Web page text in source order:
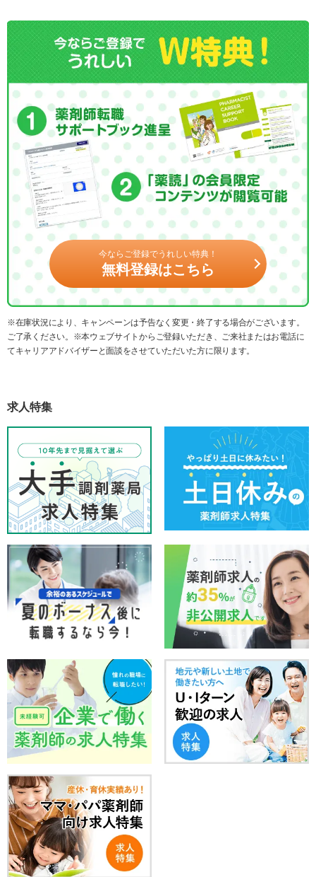
今ならご登録でうれしい特典！
無料登録はこちら
※在庫状況により、キャンペーンは予告なく変更・終了する場合がございます。
ご了承ください。※本ウェブサイトからご登録いただき、ご来社またはお電話に
てキャリアアドバイザーと面談をさせていただいた方に限ります。
求人特集